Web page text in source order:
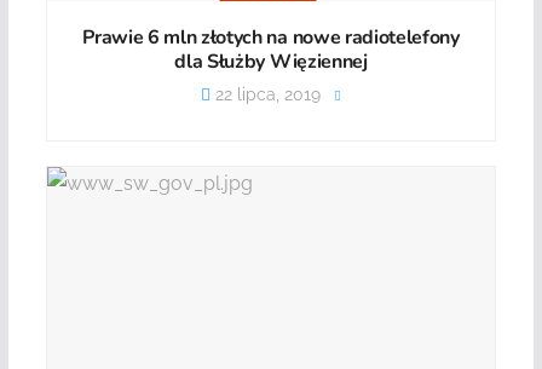
Prawie 6 mln złotych na nowe radiotelefony
dla Służby Więziennej
22 lipca, 2019